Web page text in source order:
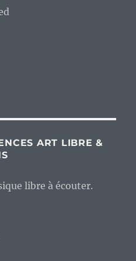
ART LIBRE &
libre à écouter.